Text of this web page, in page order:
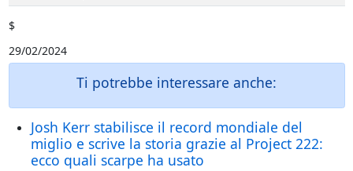
$
29/02/2024
Ti potrebbe interessare anche:
Josh Kerr stabilisce il record mondiale del
miglio e scrive la storia grazie al Project 222:
ecco quali scarpe ha usato